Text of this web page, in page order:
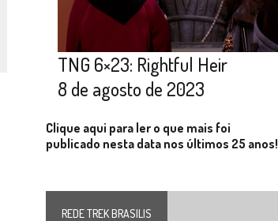
TNG 6×23: Rightful Heir
8 de agosto de 2023
Clique aqui para ler o que mais foi
publicado nesta data nos últimos 25 anos!
REDE TREK BRASILIS